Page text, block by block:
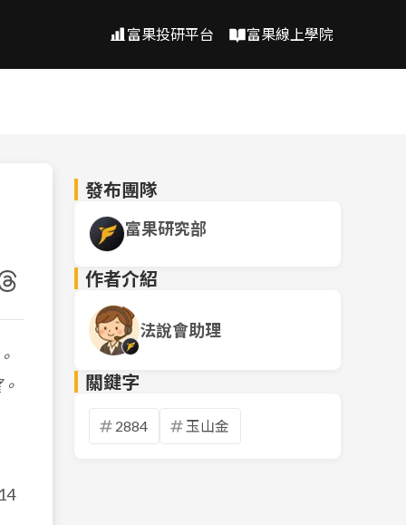
富果投研平台 富果線上學院
發布團隊
富果研究部
作者介紹
法說會助理
關鍵字
2884 玉山金